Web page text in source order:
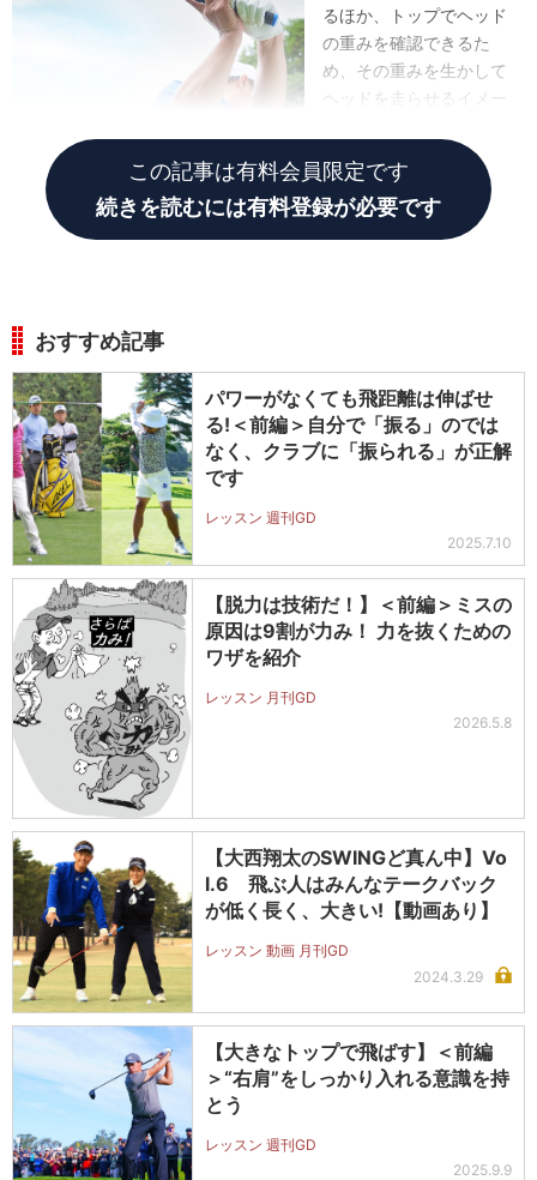
るほか、トップでヘッド
の重みを確認できるた
め、その重みを生かして
ヘッドを走らせるイメー
この記事は有料会員限定です
続きを読むには有料登録が必要です
おすすめ記事
パワーがなくても飛距離は伸ばせ
る!＜前編＞自分で「振る」のでは
なく、クラブに「振られる」が正解
です
レッスン 週刊GD
2025.7.10
【脱力は技術だ！】＜前編＞ミスの
原因は9割が力み！ 力を抜くための
ワザを紹介
レッスン 月刊GD
2026.5.8
【大西翔太のSWINGど真ん中】Vo
l.6 飛ぶ人はみんなテークバック
が低く長く、大きい!【動画あり】
レッスン 動画 月刊GD
2024.3.29
【大きなトップで飛ばす】＜前編
＞“右肩”をしっかり入れる意識を持
とう
レッスン 週刊GD
2025.9.9